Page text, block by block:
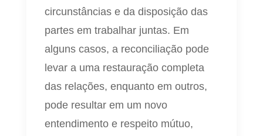
circunstâncias e da disposição das
partes em trabalhar juntas. Em
alguns casos, a reconciliação pode
levar a uma restauração completa
das relações, enquanto em outros,
pode resultar em um novo
entendimento e respeito mútuo,